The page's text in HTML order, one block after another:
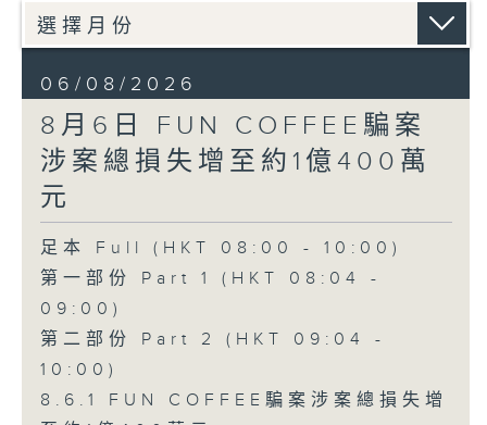
06/08/2026
8月6日 FUN COFFEE騙案
涉案總損失增至約1億400萬
元
足本 Full (HKT 08:00 - 10:00)
第一部份 Part 1 (HKT 08:04 -
09:00)
第二部份 Part 2 (HKT 09:04 -
10:00)
8.6.1 FUN COFFEE騙案涉案總損失增